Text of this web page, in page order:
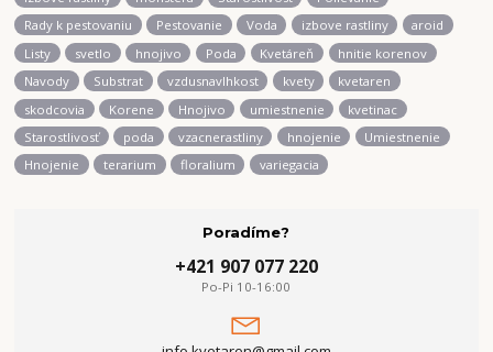
Rady k pestovaniu
Pestovanie Voda izbove rastliny
aroid
Listy
svetlo hnojivo Poda Kvetáreň
hnitie korenov
Navody
Substrat vzdusnavlhkost kvety
kvetaren
skodcovia
Korene Hnojivo umiestnenie
kvetinac
Starostlivosť
poda vzacnerastliny hnojenie
Umiestnenie
Hnojenie
terarium floralium variegacia
Poradíme?
+421 907 077 220
Po-Pi 10-16:00